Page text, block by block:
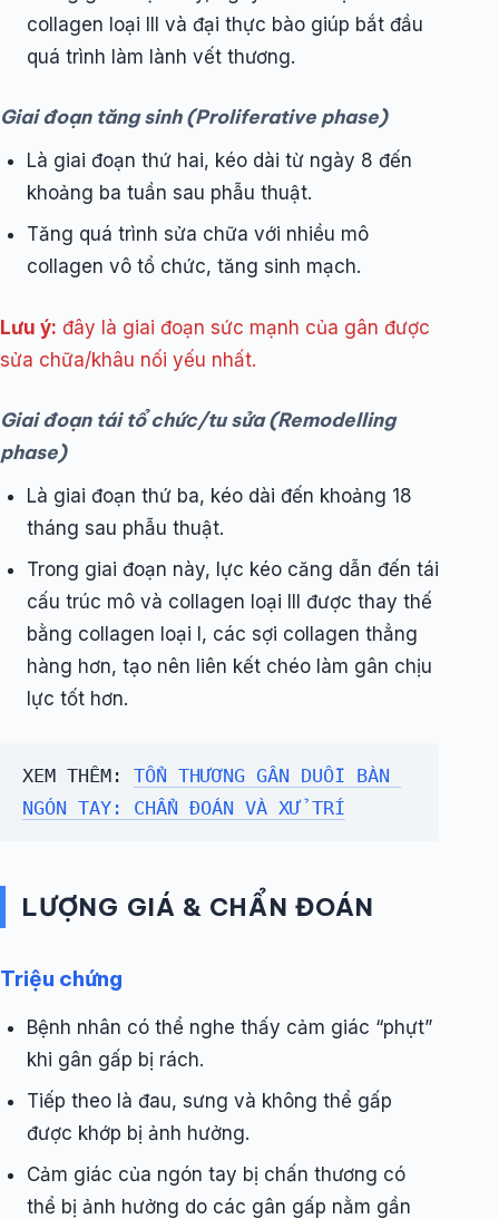
collagen loại III và đại thực bào giúp bắt đầu
quá trình làm lành vết thương.
Giai đoạn tăng sinh (Proliferative phase)
Là giai đoạn thứ hai, kéo dài từ ngày 8 đến
khoảng ba tuần sau phẫu thuật.
Tăng quá trình sửa chữa với nhiều mô
collagen vô tổ chức, tăng sinh mạch.
Lưu ý: đây là giai đoạn sức mạnh của gân được
sửa chữa/khâu nối yếu nhất.
Giai đoạn tái tổ chức/tu sửa (Remodelling
phase)
Là giai đoạn thứ ba, kéo dài đến khoảng 18
tháng sau phẫu thuật.
Trong giai đoạn này, lực kéo căng dẫn đến tái
cấu trúc mô và collagen loại III được thay thế
bằng collagen loại I, các sợi collagen thẳng
hàng hơn, tạo nên liên kết chéo làm gân chịu
lực tốt hơn.
XEM THÊM: TỔN THƯƠNG GÂN DUỖI BÀN
NGÓN TAY: CHẨN ĐOÁN VÀ XỬ TRÍ
LƯỢNG GIÁ & CHẨN ĐOÁN
Triệu chứng
Bệnh nhân có thể nghe thấy cảm giác “phựt”
khi gân gấp bị rách.
Tiếp theo là đau, sưng và không thể gấp
được khớp bị ảnh hưởng.
Cảm giác của ngón tay bị chấn thương có
thể bị ảnh hưởng do các gân gấp nằm gần